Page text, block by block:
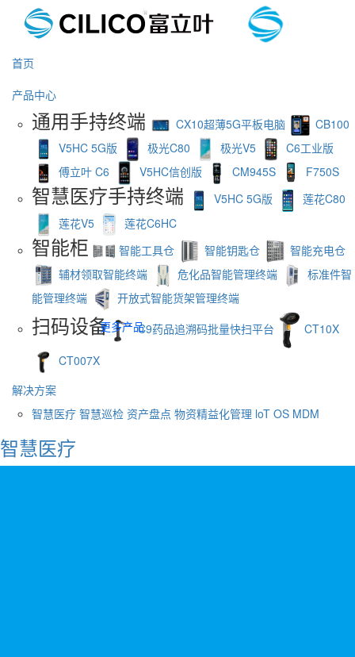
首页
产品中心
通用手持终端 CX10超薄5G平板电脑
CB100
V5HC 5G版
极光C80 极光V5
C6工业版
傅立叶 C6
V5HC信创版 CM945S F750S
智慧医疗手持终端 V5HC 5G版
莲花C80
莲花V5
莲花C6HC
智能柜 智能工具仓 智能钥匙仓
智能充电仓
辅材领取智能终端
危化品智能管理终端
标准件智
能管理终端
开放式智能货架管理终端
扫码设备 C9药品追溯码批量快扫平台
CT10X
CT007X
更多产品
解决方案
智慧医疗 智慧巡检 资产盘点 物资精益化管理 loT OS MDM
智慧医疗